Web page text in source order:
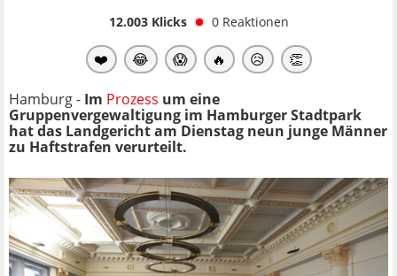
12.003Klicks 0 Reaktionen
❤️ 😂 😱 🔥 😥 👏
Hamburg - Im Prozess um eine
Gruppenvergewaltigung im Hamburger Stadtpark
hat das Landgericht am Dienstag neun junge Männer
zu Haftstrafen verurteilt.